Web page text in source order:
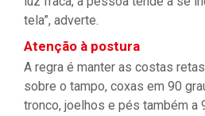
tela”, adverte.
Atenção à postura
A regra é manter as costas
sobre o tampo, coxas em 90
tronco, joelhos e pés também a